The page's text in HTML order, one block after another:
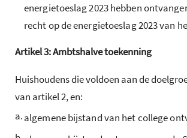
energietoeslag 2023 hebben
recht op de energietoeslag 2023 van
Artikel3:Ambtshalve toekenning
Huishoudens die voldoen aan de
van artikel 2, en:
a.algemene bijstand van het college